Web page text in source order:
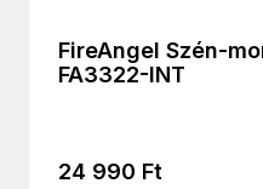
FireAngel Szén-
FA3322-INT
24 990 Ft